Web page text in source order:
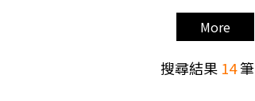
More
搜尋結果 14筆